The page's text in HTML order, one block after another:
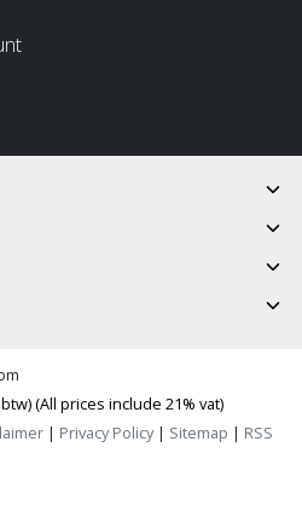
(All prices include 21% vat)
| Privacy Policy| Sitemap | RSS